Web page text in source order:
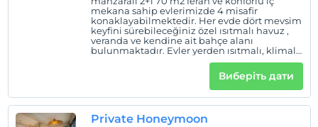
Evlerimizin bir çoğu Sapanca Gölü manzaralıdır.
Показати на
Правила готелю
mekana sahip evlerimizde 4 misafir
konaklayabilmektedir. Her evde dört mevsim
keyfini sürebileceğiniz özel ısıtmalı havuz ,
veranda ve kendine ait bahçe alanı
bulunmaktadır. Evler yerden ısıtmalı, klimalı
Виберіть дати
Private Honeymoon